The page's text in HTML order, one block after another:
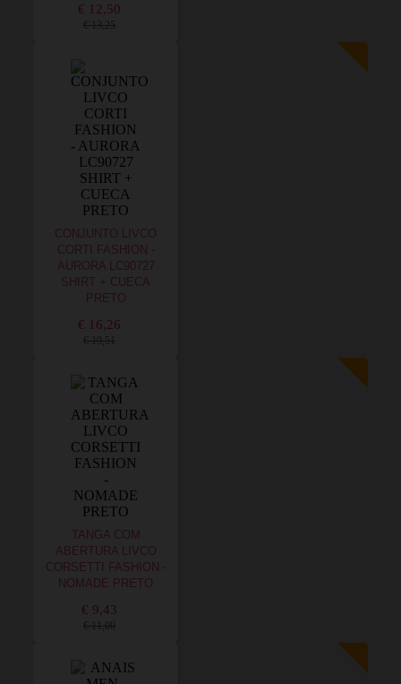
€ 12,50
€ 13,25
CONJUNTO LIVCO
CORTI FASHION -
AURORA LC90727
SHIRT + CUECA
PRETO
€ 16,26
€ 19,51
TANGA COM
ABERTURA LIVCO
CORSETTI FASHION -
NOMADE PRETO
€ 9,43
€ 11,00